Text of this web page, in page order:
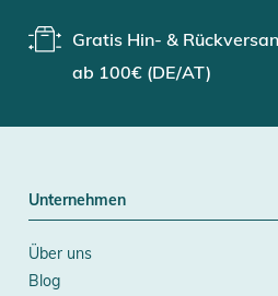
Gratis Hin- &
ab 100€ (DE/AT)
Unternehmen
Über uns
Blog